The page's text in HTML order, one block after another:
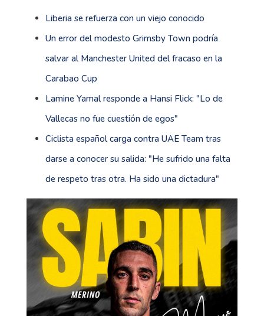
Liberia se refuerza con un viejo conocido
Un error del modesto Grimsby Town podría
salvar al Manchester United del fracaso en la
Carabao Cup
Lamine Yamal responde a Hansi Flick: "Lo de
Vallecas no fue cuestión de egos"
Ciclista español carga contra UAE Team tras
darse a conocer su salida: "He sufrido una falta
de respeto tras otra. Ha sido una dictadura"